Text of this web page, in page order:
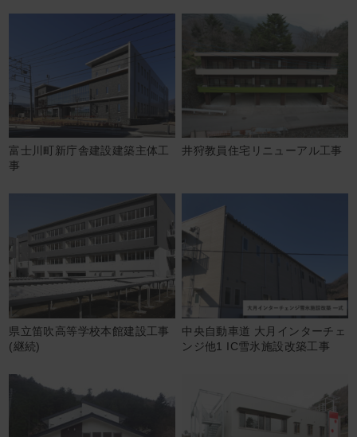
富士川町新庁舎建設建築主体工
事
井狩教員住宅リニューアル工事
県立笛吹高等学校本館建設工事
(継続)
中央自動車道 大月インターチェ
ンジ他1 IC雪氷施設改築工事